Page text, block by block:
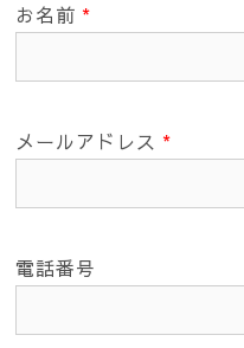
お名前 *
メールアドレス *
電話番号